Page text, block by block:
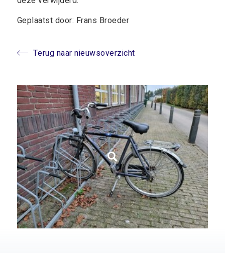
Geplaatst door: Frans Broeder
Terug naar nieuwsoverzicht